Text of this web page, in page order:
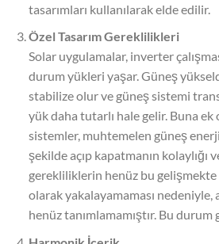
tasarımları kullanılarak elde edilir.
Özel Tasarım Gereklilikleri
Solar uygulamalar, inverter
durum yükleri yaşar. Güneş
stabilize olur ve güneş sistemi
yük daha tutarlı hale gelir. Buna
sistemler, muhtemelen güneş
şekilde açıp kapatmanın kolaylığı
gerekliliklerin henüz bu
olarak yakalayamaması nedeniyle,
henüz tanımlamamıştır. Bu